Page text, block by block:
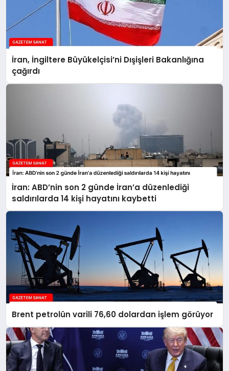
İran, İngiltere Büyükelçisi’ni Dışişleri Bakanlığına
çağırdı
İran: ABD’nin son 2 günde İran’a düzenlediği
saldırılarda 14 kişi hayatını kaybetti
Brent petrolün varili 76,60 dolardan işlem görüyor